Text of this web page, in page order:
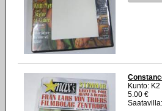
Kunto:
5.00 €